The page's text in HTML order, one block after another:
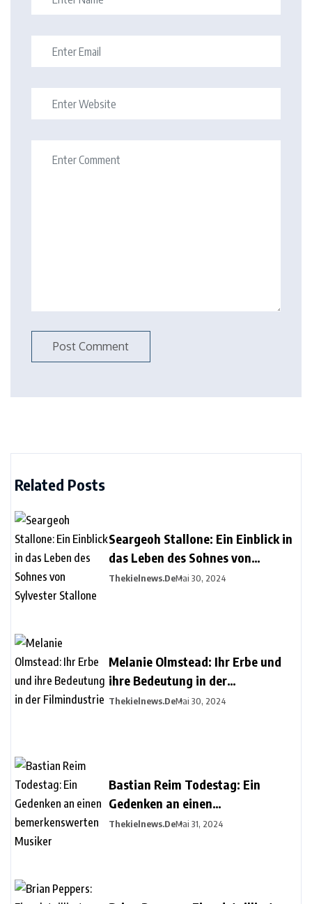
Related Posts
Seargeoh Stallone: Ein Einblick in
das Leben des Sohnes von
Sylvester Stallone
Thekielnews.deMai 30, 2024
Melanie Olmstead: Ihr Erbe und
ihre Bedeutung in der
Filmindustrie
Thekielnews.deMai 30, 2024
Bastian Reim Todestag: Ein
Gedenken an einen
bemerkenswerten Musiker
Thekielnews.deMai 31, 2024